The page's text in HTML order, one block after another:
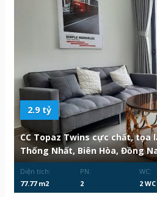
2.9 tỷ
CC Topaz Twins cực chất, tọa
Thống Nhất, Biên Hòa, Đồng
Diện tích:
77.77 m2
PN:
2
WC:
2 WC